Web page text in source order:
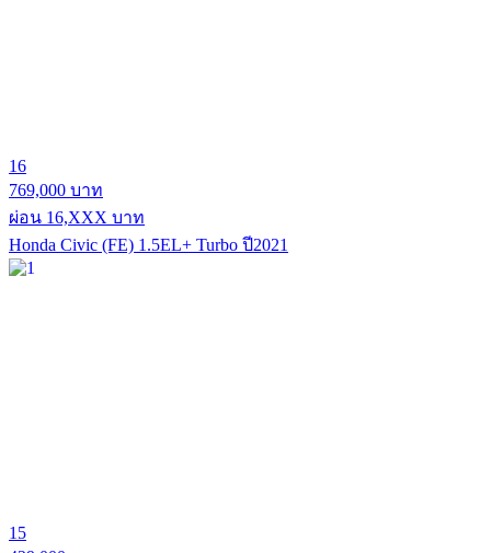
16
769,000 บาท
ผ่อน 16,XXX บาท
Honda Civic (FE) 1.5EL+ Turbo ปี2021
15